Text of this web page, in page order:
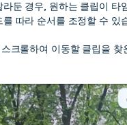
라둔 경우, 원하는 클립이 타
따라 순서를 조정할 수 있
크롤하여 이동할 클립을 찾